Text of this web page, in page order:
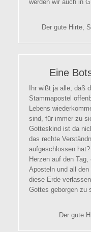
werden wir auch in
Der gute Hirte,
Eine
Ihr wißt ja alle, daß
Stammapostel
Lebens
sind, für immer zu
Gotteskind ist da
das rechte
aufgeschlossen
Herzen auf den
Aposteln und all
diese Erde
Gottes geborgen zu
Der gute